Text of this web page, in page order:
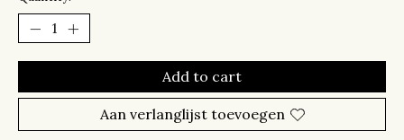
Add to cart
Aan verlanglijst toevoegen